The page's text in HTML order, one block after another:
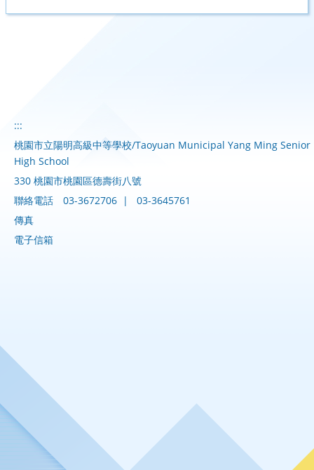
:::
桃園市立陽明高級中等學校/Taoyuan Municipal Yang Ming Senior
High School
330 桃園市桃園區德壽街八號
聯絡電話
03-3672706 |
03-3645761
傳真
電子信箱